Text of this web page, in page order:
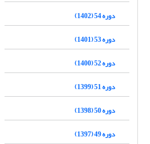
دوره 54 (1402)
دوره 53 (1401)
دوره 52 (1400)
دوره 51 (1399)
دوره 50 (1398)
دوره 49 (1397)